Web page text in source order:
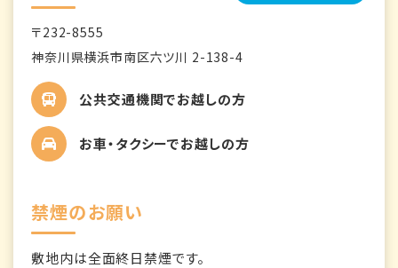
〒232-8555
神奈川県横浜市南区六ツ川 2-138-4
公共交通機関でお越しの方
お車・タクシーでお越しの方
禁煙のお願い
敷地内は全面終日禁煙です。